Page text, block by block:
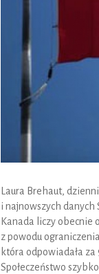
Laura Brehaut,
i najnowszych danych
Kanada liczy obecnie
z powodu
która odpowiadała za
Społeczeństwo